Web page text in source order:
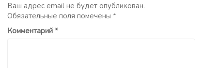
Ваш адрес email не будет опубликован.
Обязательные поля помечены *
Комментарий *